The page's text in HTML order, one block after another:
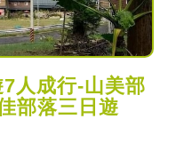
人成行-山美部
部落三日遊